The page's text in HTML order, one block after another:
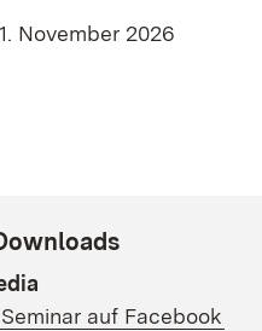
November 2026
auf Facebook